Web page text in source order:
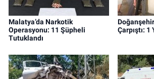
Malatya’da Narkotik
Operasyonu: 11 Şüpheli
Tutuklandı
Çarpıştı: 1